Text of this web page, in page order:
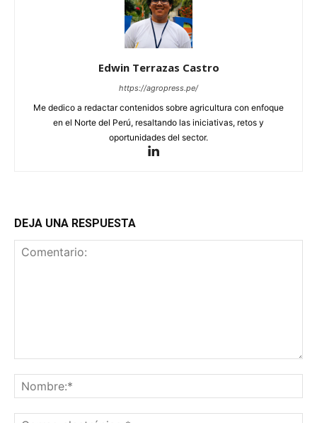
Edwin Terrazas Castro
https://agropress.pe/
Me dedico a redactar contenidos sobre agricultura con enfoque
en el Norte del Perú, resaltando las iniciativas, retos y
oportunidades del sector.
DEJA UNA RESPUESTA